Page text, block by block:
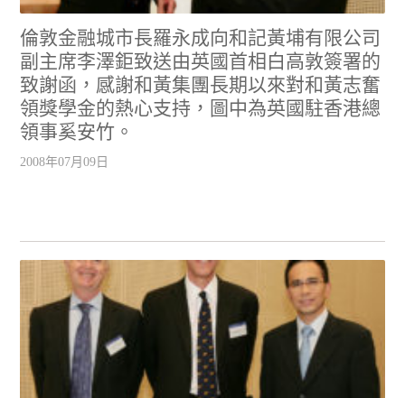
倫敦金融城市長羅永成向和記黃埔有限公司
副主席李澤鉅致送由英國首相白高敦簽署的
致謝函，感謝和黃集團長期以來對和黃志奮
領獎學金的熱心支持，圖中為英國駐香港總
領事奚安竹。
2008年07月09日